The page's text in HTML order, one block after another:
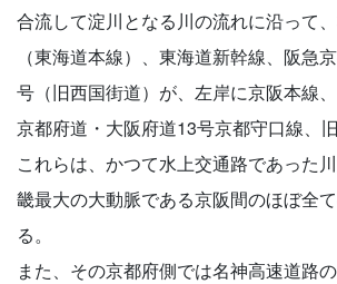
合流して淀川となる川の流れに沿って
（東海道本線）、東海道新幹線、阪急
号（旧西国街道）が、左岸に京阪本線
京都府道・大阪府道13号京都守口線、
これらは、かつて水上交通路であった
畿最大の大動脈である京阪間のほぼ全
る。
また、その京都府側では名神高速道路